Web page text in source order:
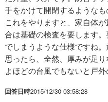
手をかけて開閉するようなも
これをやりますと、家自体
合は基礎の検査を要します
でしまうような仕様ですね
思ったら、全然、厚みが足り
よほどの台風でもないと戸外
回答日時2015/12/30 03:58:28